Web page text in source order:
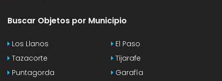
Buscar Objetos por Municipio
Los Llanos
El Paso
Tazacorte
Tijarafe
Puntagorda
Garafía